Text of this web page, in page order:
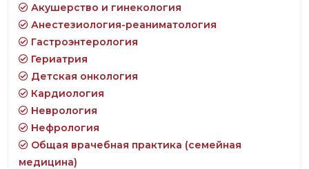
Акушерство и гинекология
Анестезиология-реаниматология
Гастроэнтерология
Гериатрия
Детская онкология
Кардиология
Неврология
Нефрология
Общая врачебная практика (семейная
медицина)